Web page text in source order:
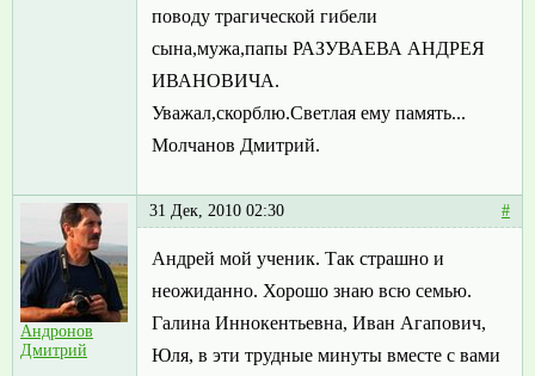
поводу трагической гибели
сына,мужа,папы РАЗУВАЕВА АНДРЕЯ
ИВАНОВИЧА.
Уважал,скорблю.Светлая ему память...
Молчанов Дмитрий.
Андронов
Дмитрий
31 Дек, 2010 02:30 #
Андрей мой ученик. Так страшно и
неожиданно. Хорошо знаю всю семью.
Галина Иннокентьевна, Иван Агапович,
Юля, в эти трудные минуты вместе с вами